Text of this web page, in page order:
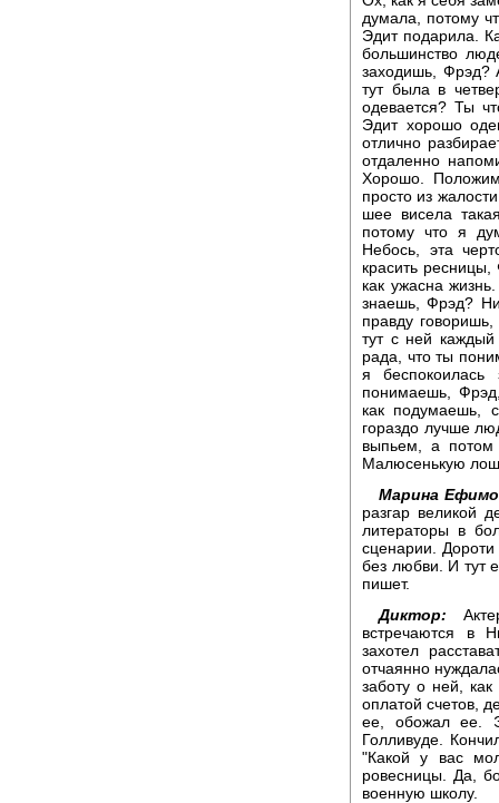
думала, потому
Эдит подарила.
большинство
заходишь, Фрэд?
тут была в
одевается? Ты
Эдит хорошо
отлично
отдаленно
Хорошо.
просто из
шее висела
потому что я
Небось, эта
красить
как ужасна
знаешь, Фрэд?
правду
тут с ней
рада, что ты
я
понимаешь,
как подумаешь,
гораздо лучше
выпьем, а
Малюсенькую
Марина
разгар великой
литераторы в
сценарии.
без любви. И тут
пишет.
Диктор:
встречаются в
захотел
отчаянно
заботу о ней,
оплатой счетов,
ее, обожал ее.
Голливуде.
"Какой у вас
ровесницы. Да,
военную школу.